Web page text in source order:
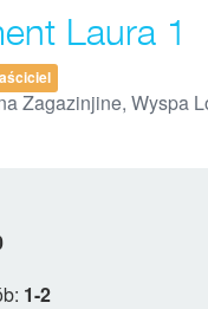
Laura 1
Zagazinjine, Wyspa
1-2